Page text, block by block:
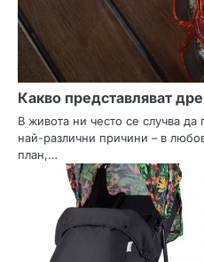
и
я
Какво представляват
В живота ни често се случва
най-различни причини – в
план,…